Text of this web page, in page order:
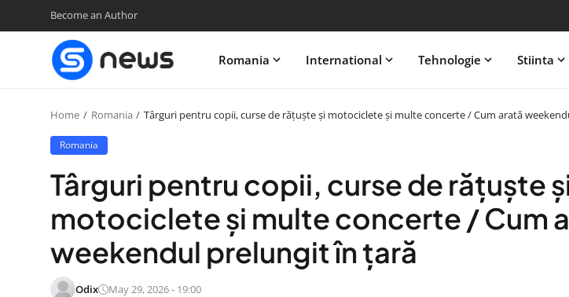
Become an Author
Romania International Tehnologie Stiinta
Home Romania Târguri pentru copii, curse de rățuște și motociclete și multe concerte / Cum arată
Romania
Târguri pentru copii, curse de rățuște
motociclete și multe concerte / Cum
weekendul prelungit în țară
Odix May 29, 2026 - 19:00